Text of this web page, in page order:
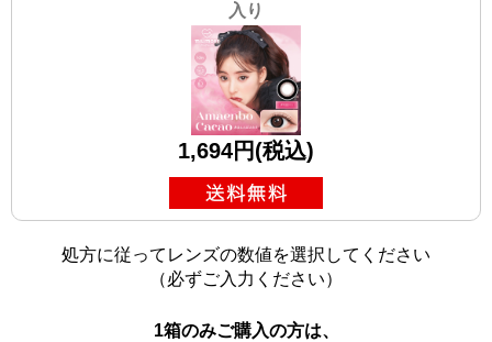
入り
1,694円(税込)
処方に従ってレンズの数値を選択してください
（必ずご入力ください）
1箱のみご購入の方は、